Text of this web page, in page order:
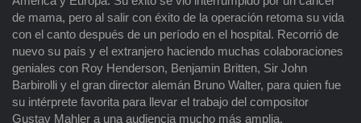
de mama, pero al salir con éxito de la operación retoma su vida
con el canto después de un período en el hospital. Recorrió de
nuevo su país y el extranjero haciendo muchas colaboraciones
geniales con Roy Henderson, Benjamin Britten, Sir John
Barbirolli y el gran director alemán Bruno Walter, para quien fue
su intérprete favorita para llevar el trabajo del compositor
Gustav Mahler a una audiencia mucho más amplia.